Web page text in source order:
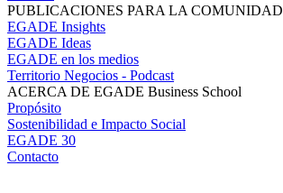
PUBLICACIONES PARA LA COMUNIDAD
EGADE Insights
EGADE Ideas
EGADE en los medios
Territorio Negocios - Podcast
ACERCA DE EGADE Business School
Propósito
Sostenibilidad e Impacto Social
EGADE 30
Contacto